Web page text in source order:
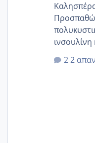
Προσπαθώ
κιλά
δεν χάνω εύκολα!
2